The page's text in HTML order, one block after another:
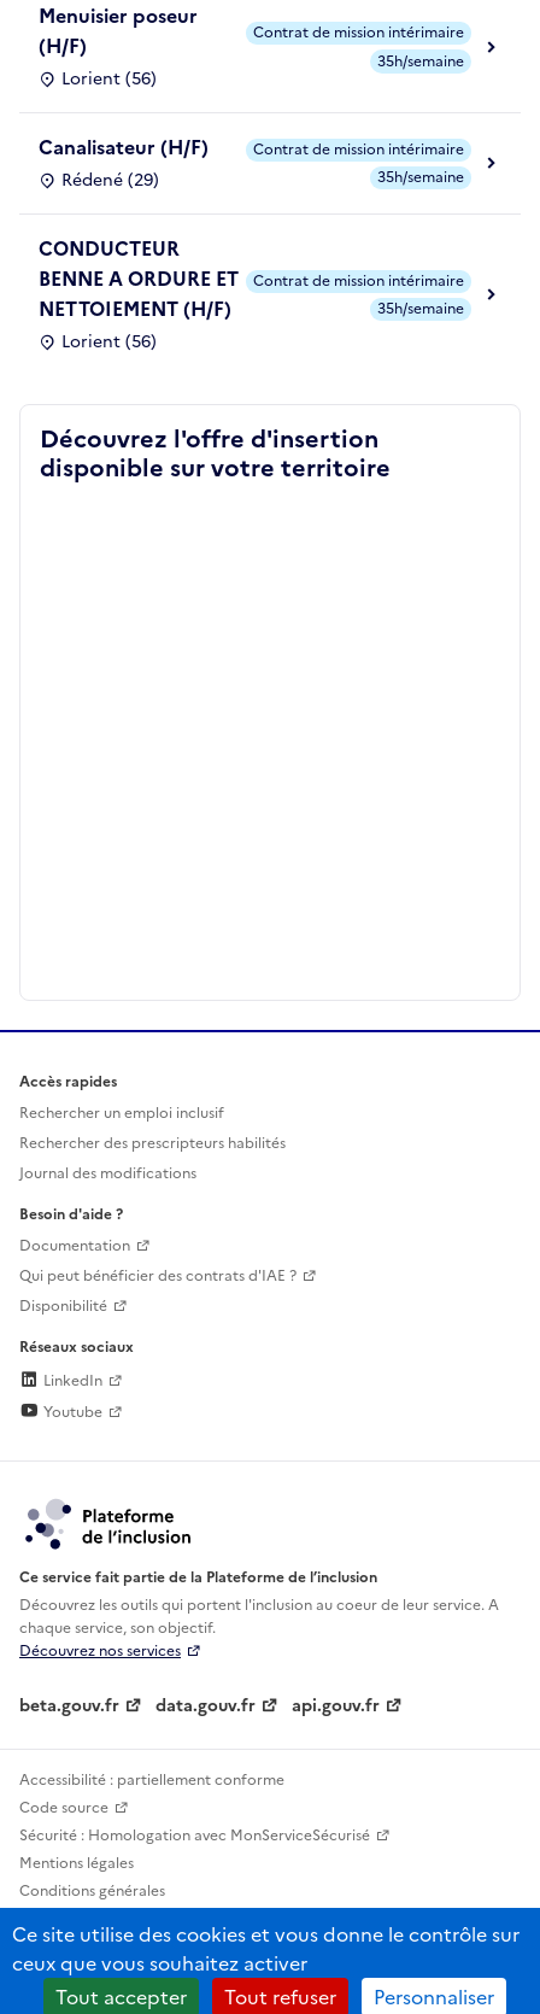
Menuisier poseur
(H/F)
Lorient (56)
Contrat de mission intérimaire
35h/semaine
Canalisateur (H/F)
Rédené (29)
Contrat de mission intérimaire
35h/semaine
CONDUCTEUR
BENNE A ORDURE ET
NETTOIEMENT (H/F)
Lorient (56)
Contrat de mission intérimaire
35h/semaine
Découvrez l'offre d'insertion
disponible sur votre territoire
Accès rapides
Rechercher un emploi inclusif
Rechercher des prescripteurs habilités
Journal des modifications
Besoin d'aide ?
Documentation
Qui peut bénéficier des contrats d'IAE ?
Disponibilité
Réseaux sociaux
LinkedIn
Youtube
Ce service fait partie de la Plateforme de l’inclusion
Découvrez les outils qui portent l'inclusion aucoeur de leur service. A
chaque service, son objectif.
Découvrez nos services
beta.gouv.fr data.gouv.fr api.gouv.fr
Accessibilité : partiellement conforme
Code source
Sécurité : Homologation avec MonServiceSécurisé
Mentions légales
Conditions générales
Statistiques, lexiques et indicateurs
Sauf mention contraire, tous les contenus de ce site sont sous licence
etalab-2.0
Ce site utilise des cookies et vous donne le contrôle sur
ceux que vous souhaitez activer
Tout accepter
Tout refuser Personnaliser